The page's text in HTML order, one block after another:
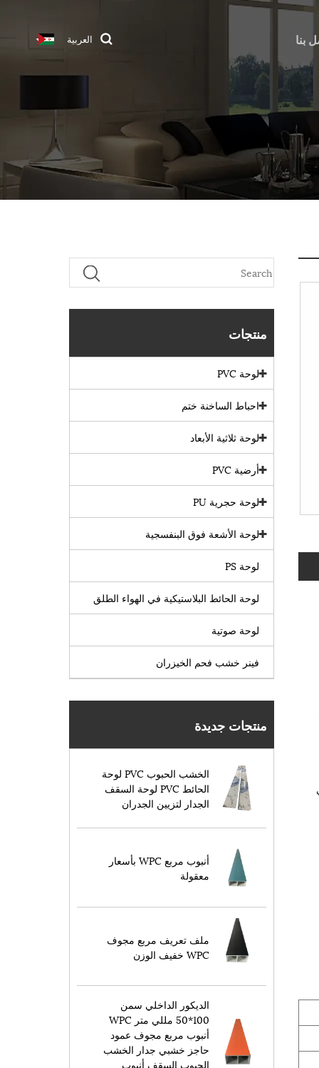
بنا العربية
منتجات
لوحة PVC
احباط الساخنة ختم
لوحة ثلاثية الأبعاد
أرضية PVC
لوحة حجرية PU
لوحة الأشعة فوق البنفسجية
لوحة PS
لوحة الحائط البلاستيكية في الهواء الطلق
لوحة صوتية
فينر خشب فحم الخيزران
منتجات جديدة
الخشب الحبوب PVC لوحة
الحائط PVC لوحة السقف
الجدار لتزيين الجدران
أنبوب مربع WPC بأسعار
معقولة
ملف تعريف مربع مجوف
WPC خفيف الوزن
الديكور الداخلي سمن
100*50 مللي متر WPC
أنبوب مربع مجوف عمود
حاجز خشبي جدار الخشب
الحبوب السقف أنبوب